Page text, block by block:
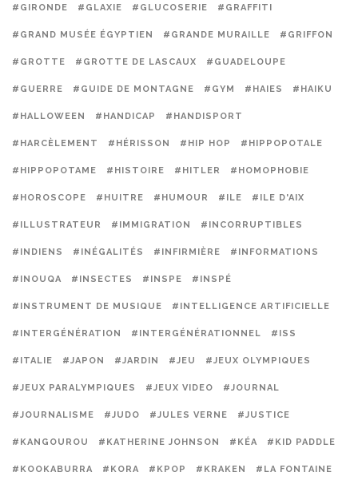
#GIRONDE #GLAXIE #GLUCOSERIE #GRAFFITI
#GRAND MUSÉE ÉGYPTIEN #GRANDE MURAILLE #GRIFFON
#GROTTE #GROTTE DE LASCAUX #GUADELOUPE
#GUERRE #GUIDE DE MONTAGNE #GYM #HAIES #HAIKU
#HALLOWEEN #HANDICAP #HANDISPORT
#HARCÈLEMENT #HÉRISSON #HIP HOP #HIPPOPOTALE
#HIPPOPOTAME #HISTOIRE #HITLER #HOMOPHOBIE
#HOROSCOPE #HUITRE #HUMOUR #ILE #ILE D'AIX
#ILLUSTRATEUR #IMMIGRATION #INCORRUPTIBLES
#INDIENS #INÉGALITÉS #INFIRMIÈRE #INFORMATIONS
#INOUQA #INSECTES #INSPE #INSPÉ
#INSTRUMENT DE MUSIQUE #INTELLIGENCE ARTIFICIELLE
#INTERGÉNÉRATION #INTERGÉNÉRATIONNEL #ISS
#ITALIE #JAPON #JARDIN #JEU #JEUX OLYMPIQUES
#JEUX PARALYMPIQUES #JEUX VIDEO #JOURNAL
#JOURNALISME #JUDO #JULES VERNE #JUSTICE
#KANGOUROU #KATHERINE JOHNSON #KÉA #KID PADDLE
#KOOKABURRA #KORA #KPOP #KRAKEN #LA FONTAINE